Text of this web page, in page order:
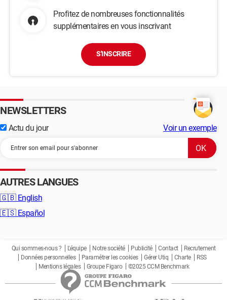
Profitez de nombreuses fonctionnalités
supplémentaires en vous inscrivant
S'INSCRIRE
NEWSLETTERS
Actu du jour Voir un exemple
AUTRES LANGUES
🇬🇧 English
🇪🇸 Español
Qui sommes-nous ? L'équipe Notre société Publicité Contact
Recrutement
Données personnelles
Paramétrer les cookies Gérer Utiq Charte
RSS
Mentions légales
Groupe Figaro ©2025 CCM Benchmark